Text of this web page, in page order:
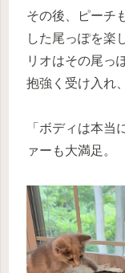
その後、ピーチ
した尾っぽを楽
リオはその尾っ
抱強く受け入れ
「ボディは本当
ァーも大満足。